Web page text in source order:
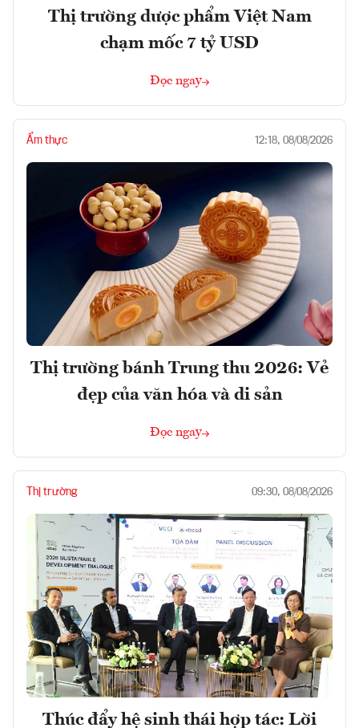
Thị trường dược phẩm Việt Nam
chạm mốc 7 tỷ USD
Đọc ngay
Ẩm thực 12:18, 08/08/2026
Thị trường bánh Trung thu 2026: Vẻ
đẹp của văn hóa và di sản
Đọc ngay
Thị trường 09:30, 08/08/2026
Thúc đẩy hệ sinh thái hợp tác: Lời